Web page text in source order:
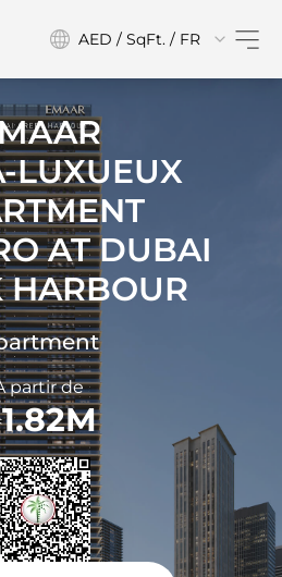
AED / SqFt. / FR
LUXUEUX
AT DUBAI
HARBOUR
partir de
1.82M